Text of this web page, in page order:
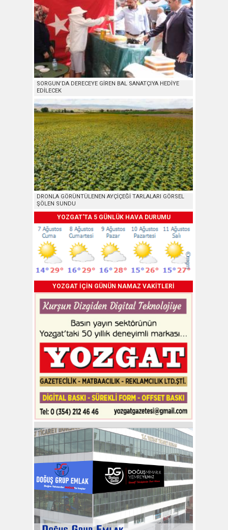
SORGUN’DA DERECEYE GİREN BAL SANATÇIYA HEDİYE
EDİLECEK
DRONLA GÖRÜNTÜLENEN AYÇİÇEĞİ TARLALARI GÖRSEL
ŞÖLEN SUNDU
YOZGAT'TA 5 GÜNLÜK HAVA DURUMU
YOZGAT İÇİN GÜNÜN NAMAZ VAKİTLERİ